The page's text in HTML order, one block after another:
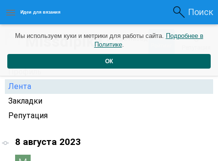
Идеи для вязания Поиск
Missdipika2 года назад 0 0
Профиль
Лента
Закладки
Репутация
8 августа 2023
Мы используем куки и метрики для работы сайта. Подробнее в
Политике.
ОК